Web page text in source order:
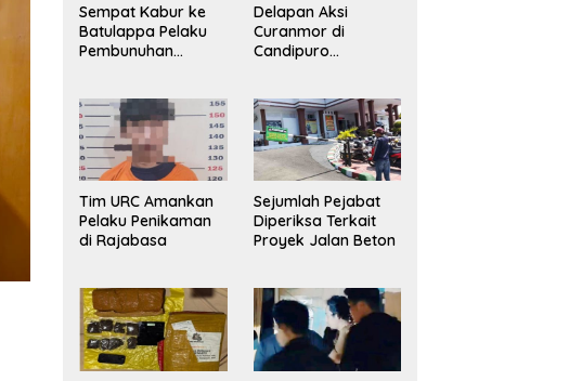
Sempat Kabur ke
Batulappa Pelaku
Pembunuhan
Ditangkap Polisi
Delapan Aksi
Curanmor di
Candipuro
Tim URC Amankan
Pelaku Penikaman
di Rajabasa
Sejumlah Pejabat
Diperiksa Terkait
Proyek Jalan Beton